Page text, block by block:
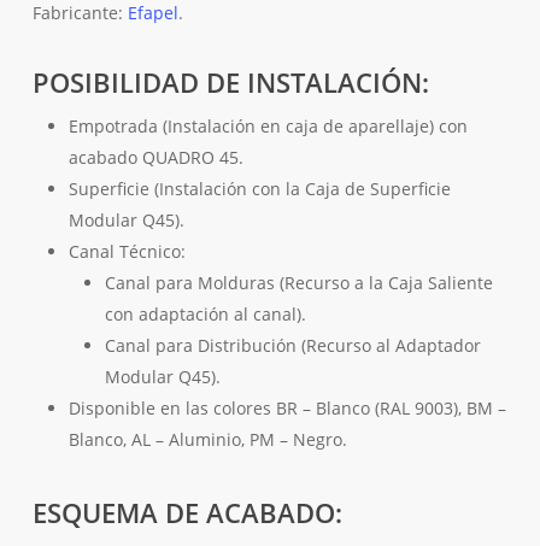
Fabricante: Efapel.
POSIBILIDAD DE INSTALACIÓN:
Empotrada (Instalación en caja de aparellaje) con
acabado QUADRO 45.
Superficie (Instalación con la Caja de Superficie
Modular Q45).
Canal Técnico:
Canal para Molduras (Recurso a la Caja Saliente
con adaptación al canal).
Canal para Distribución (Recurso al Adaptador
Modular Q45).
Disponible en las colores BR – Blanco (RAL 9003), BM –
Blanco, AL – Aluminio, PM – Negro.
ESQUEMA DE ACABADO: